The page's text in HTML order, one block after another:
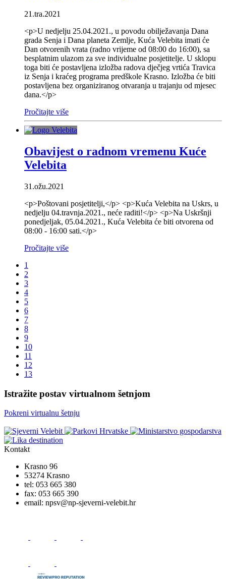
21.tra.2021
<p>U nedjelju 25.04.2021., u povodu obilježavanja Dana
grada Senja i Dana planeta Zemlje, Kuća Velebita imati će
Dan otvorenih vrata (radno vrijeme od 08:00 do 16:00), sa
besplatnim ulazom za sve individualne posjetitelje. U sklopu
toga biti će postavljena izložba radova dječjeg vrtića Travica
iz Senja i kraćeg programa predškole Krasno. Izložba će biti
postavljena bez organiziranog otvaranja u trajanju od mjesec
dana.</p>
Pročitajte više
Obavijest o radnom vremenu Kuće
Velebita
31.ožu.2021
<p>Poštovani posjetitelji,</p> <p>Kuća Velebita na Uskrs, u
nedjelju 04.travnja.2021., neće raditi!</p> <p>Na Uskršnji
ponedjeljak, 05.04.2021., Kuća Velebita će biti otvorena od
08:00 - 16:00 sati.</p>
Pročitajte više
1
2
3
4
5
6
7
8
9
10
11
12
13
Istražite postav virtualnom šetnjom
Pokreni virtualnu šetnju
Kontakt
Krasno 96
53274 Krasno
tel: 053 665 380
fax: 053 665 390
email: npsv@np-sjeverni-velebit.hr